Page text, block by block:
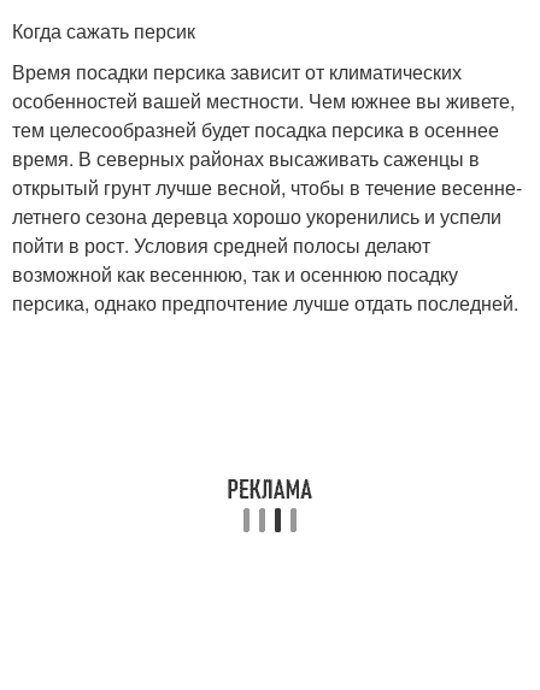
Когда сажать персик
Время посадки персика зависит от климатических
особенностей вашей местности. Чем южнее вы живете,
тем целесообразней будет посадка персика в осеннее
время. В северных районах высаживать саженцы в
открытый грунт лучше весной, чтобы в течение весенне-
летнего сезона деревца хорошо укоренились и успели
пойти в рост. Условия средней полосы делают
возможной как весеннюю, так и осеннюю посадку
персика, однако предпочтение лучше отдать последней.